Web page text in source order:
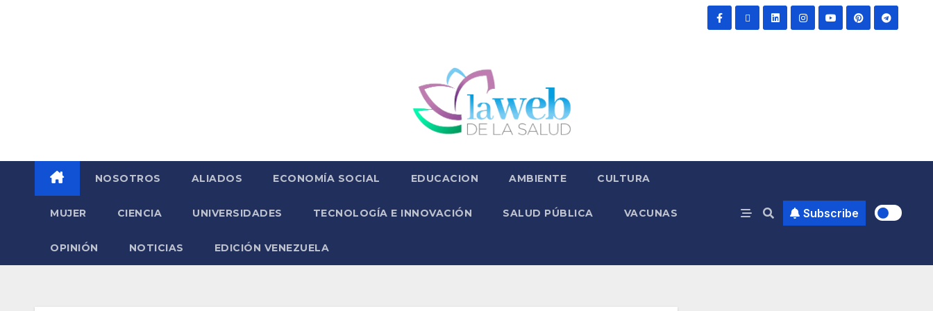
NOSOTROS ALIADOS ECONOMÍA SOCIAL EDUCACION AMBIENTE CULTURA
MUJER CIENCIA UNIVERSIDADES TECNOLOGÍA E INNOVACIÓN SALUD PÚBLICA VACUNAS
OPINIÓN NOTICIAS EDICIÓN VENEZUELA
Subscribe